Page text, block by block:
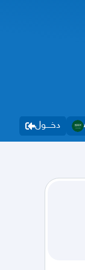
دخــــول